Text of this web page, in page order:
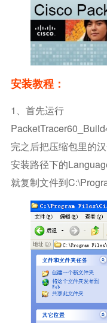
安装教程：
1、首先运行
完之后把压缩包里的
安装路径下的
就复制文件到